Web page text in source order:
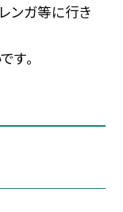
ンガ等に行き
す。